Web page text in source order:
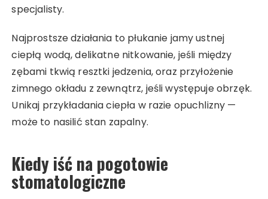
specjalisty.
Najprostsze działania to płukanie jamy ustnej
ciepłą wodą, delikatne nitkowanie, jeśli między
zębami tkwią resztki jedzenia, oraz przyłożenie
zimnego okładu z zewnątrz, jeśli występuje obrzęk.
Unikaj przykładania ciepła w razie opuchlizny —
może to nasilić stan zapalny.
Kiedy iść na pogotowie
stomatologiczne